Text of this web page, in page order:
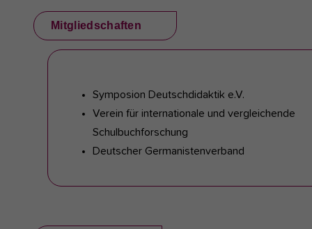
Mitgliedschaften
Symposion Deutschdidaktik e.V.
Verein für internationale und vergleichende
Schulbuchforschung
Deutscher Germanistenverband